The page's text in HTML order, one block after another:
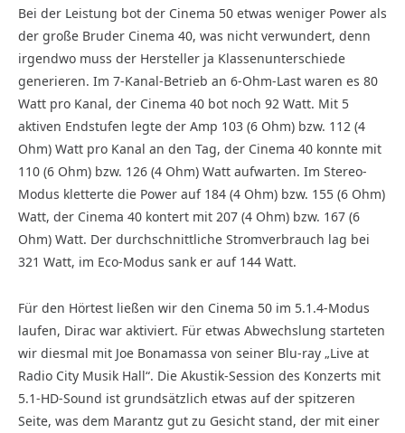
Bei der Leistung bot der Cinema 50 etwas weniger Power als
der große Bruder Cinema 40, was nicht verwundert, denn
irgendwo muss der Hersteller ja Klassenunterschiede
generieren. Im 7-Kanal-Betrieb an 6-Ohm-Last waren es 80
Watt pro Kanal, der Cinema 40 bot noch 92 Watt. Mit 5
aktiven Endstufen legte der Amp 103 (6 Ohm) bzw. 112 (4
Ohm) Watt pro Kanal an den Tag, der Cinema 40 konnte mit
110 (6 Ohm) bzw. 126 (4 Ohm) Watt aufwarten. Im Stereo-
Modus kletterte die Power auf 184 (4 Ohm) bzw. 155 (6 Ohm)
Watt, der Cinema 40 kontert mit 207 (4 Ohm) bzw. 167 (6
Ohm) Watt. Der durchschnittliche Stromverbrauch lag bei
321 Watt, im Eco-Modus sank er auf 144 Watt.
Für den Hörtest ließen wir den Cinema 50 im 5.1.4-Modus
laufen, Dirac war aktiviert. Für etwas Abwechslung starteten
wir diesmal mit Joe Bonamassa von seiner Blu-ray „Live at
Radio City Musik Hall“. Die Akustik-Session des Konzerts mit
5.1-HD-Sound ist grundsätzlich etwas auf der spitzeren
Seite, was dem Marantz gut zu Gesicht stand, der mit einer